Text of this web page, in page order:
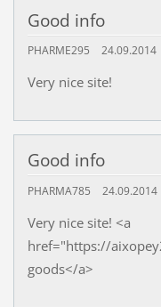
Good info
PHARME295 24.09.2014
Very nice site!
Good info
PHARMA785 24.09.2014
Very nice site! <a
href="https://
goods</a>